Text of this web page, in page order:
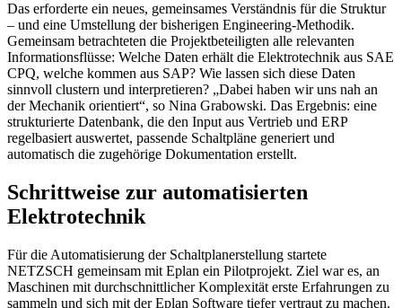
Das erforderte ein neues, gemeinsames Verständnis für die Struktur
– und eine Umstellung der bisherigen Engineering-Methodik.
Gemeinsam betrachteten die Projektbeteiligten alle relevanten
Informationsflüsse: Welche Daten erhält die Elektrotechnik aus SAE
CPQ, welche kommen aus SAP? Wie lassen sich diese Daten
sinnvoll clustern und interpretieren? „Dabei haben wir uns nah an
der Mechanik orientiert“, so Nina Grabowski. Das Ergebnis: eine
strukturierte Datenbank, die den Input aus Vertrieb und ERP
regelbasiert auswertet, passende Schaltpläne generiert und
automatisch die zugehörige Dokumentation erstellt.
Schrittweise zur automatisierten
Elektrotechnik
Für die Automatisierung der Schaltplanerstellung startete
NETZSCH gemeinsam mit Eplan ein Pilotprojekt. Ziel war es, an
Maschinen mit durchschnittlicher Komplexität erste Erfahrungen zu
sammeln und sich mit der Eplan Software tiefer vertraut zu machen.